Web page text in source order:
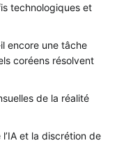
technologiques et
encore une tâche
coréens résolvent
de la réalité
et la discrétion de